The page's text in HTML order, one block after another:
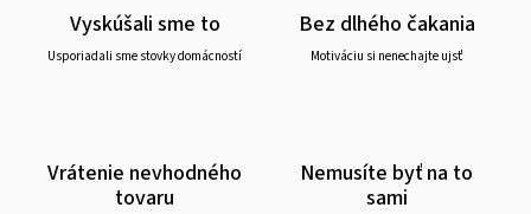
Vyskúšali sme to
Usporiadali sme stovky domácností
Bez dlhého čakania
Motiváciu si nenechajte ujsť
Vrátenie nevhodného
tovaru
Nemusíte byť na to
sami